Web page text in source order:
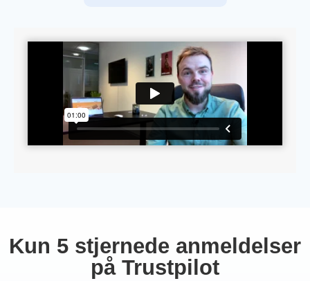
Kun 5 stjernede anmeldelser
på Trustpilot